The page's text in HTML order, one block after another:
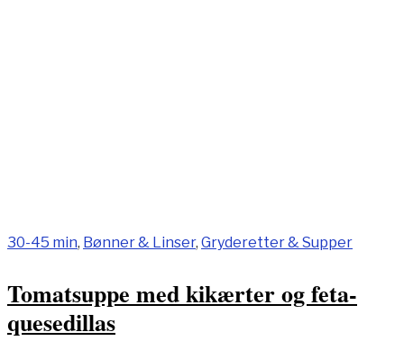
30-45 min, Bønner & Linser, Gryderetter & Supper
Tomatsuppe med kikærter og feta-
quesedillas